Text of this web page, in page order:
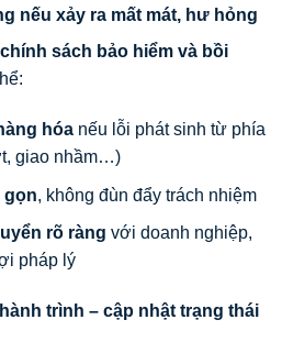
nếu xảy ra mất mát, hư hỏng
chính sách bảo hiểm và bồi
hóanếu lỗi phát sinh từ phía
giao nhầm…)
gọn, không đùn đẩy trách nhiệm
rõ ràng với doanh nghiệp,
pháp lý
trình – cập nhật trạng thái